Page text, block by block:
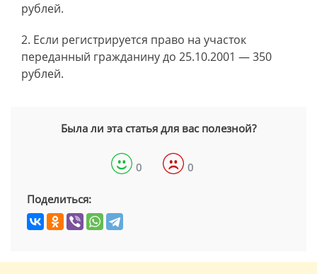
рублей.
Если регистрируется право на участок
переданный гражданину до 25.10.2001 — 350
рублей.
Была ли эта статья для вас полезной?
0 0
Поделиться: